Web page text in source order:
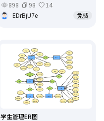
898
98
14
EDrBjU7e
免费
学生管理ER图